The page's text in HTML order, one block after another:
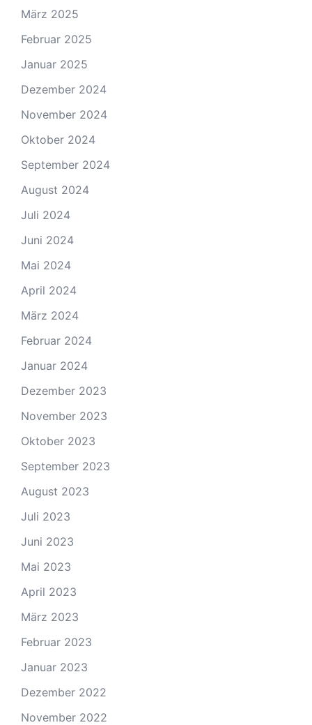
März 2025
Februar 2025
Januar 2025
Dezember 2024
November 2024
Oktober 2024
September 2024
August 2024
Juli 2024
Juni 2024
Mai 2024
April 2024
März 2024
Februar 2024
Januar 2024
Dezember 2023
November 2023
Oktober 2023
September 2023
August 2023
Juli 2023
Juni 2023
Mai 2023
April 2023
März 2023
Februar 2023
Januar 2023
Dezember 2022
November 2022